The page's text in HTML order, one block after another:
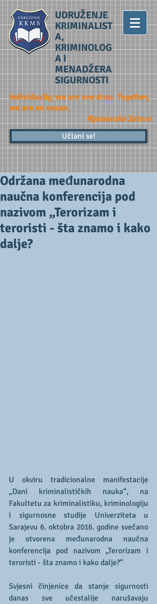
UDRUŽENJE
KRIMINALIST
A,
KRIMINOLOG
A I
MENADŽERA
SIGURNOSTI
Individually, we are one drop. Together,
we are an ocean.
Ryunosuke Satoro
Učlani se!
Održana međunarodna
naučna konferencija pod
nazivom „Terorizam i
teroristi - šta znamo i kako
dalje?
U okviru tradicionalne manifestacije
„Dani kriminalističkih nauka“, na
Fakultetu za kriminalistiku, kriminologiju
i sigurnosne studije Univerziteta u
Sarajevu 6. oktobra 2016. godine svečano
je otvorena međunarodna naučna
konferencija pod nazivom „Terorizam i
teroristi - šta znamo i kako dalje?“
Svjesni činjenice da stanje sigurnosti
danas sve učestalije narušavaju